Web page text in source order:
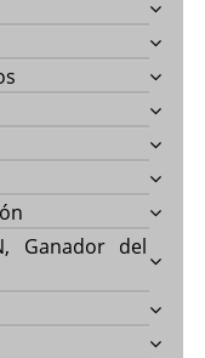
Ganador del